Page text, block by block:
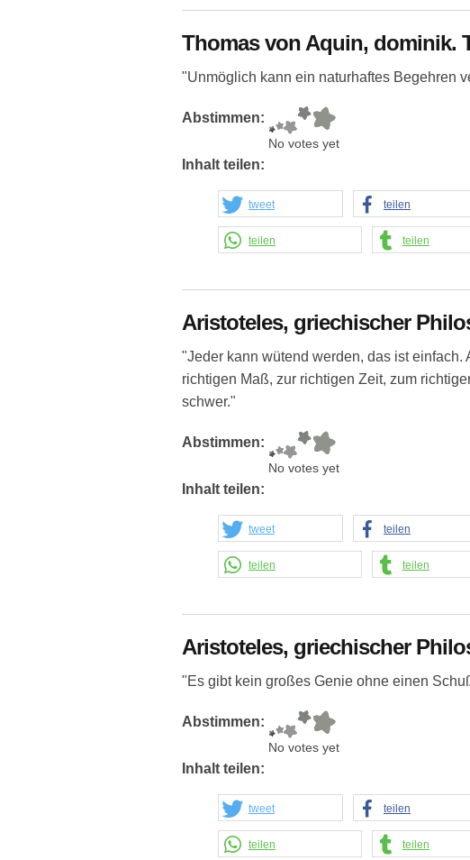
Thomas von Aquin, dominik.
"Unmöglich kann ein naturhaftes Begehren
Abstimmen:
No votes yet
Inhalt teilen:
tweet teilen
teilen teilen
Aristoteles, griechischer
"Jeder kann wütend werden, das ist
richtigen Maß, zur richtigen Zeit, zum
schwer."
Abstimmen:
No votes yet
Inhalt teilen:
tweet teilen
teilen teilen
Aristoteles, griechischer
"Es gibt kein großes Genie ohne einen
Abstimmen:
No votes yet
Inhalt teilen:
tweet teilen
teilen teilen